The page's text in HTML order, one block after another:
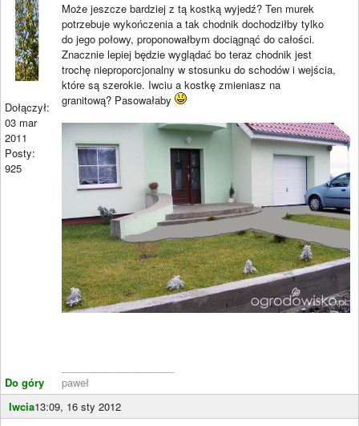
Dołączył:
03 mar
2011
Posty:
925
Do góry
Może jeszcze bardziej z tą kostką wyjedź? Ten murek
potrzebuje wykończenia a tak chodnik dochodziłby tylko
do jego połowy, proponowałbym dociągnąć do całości.
Znacznie lepiej będzie wyglądać bo teraz chodnik jest
trochę nieproporcjonalny w stosunku do schodów i wejścia,
które są szerokie. Iwciu a kostkę zmieniasz na
granitową? Pasowałaby
paweł
Iwcia13:09, 16 sty 2012